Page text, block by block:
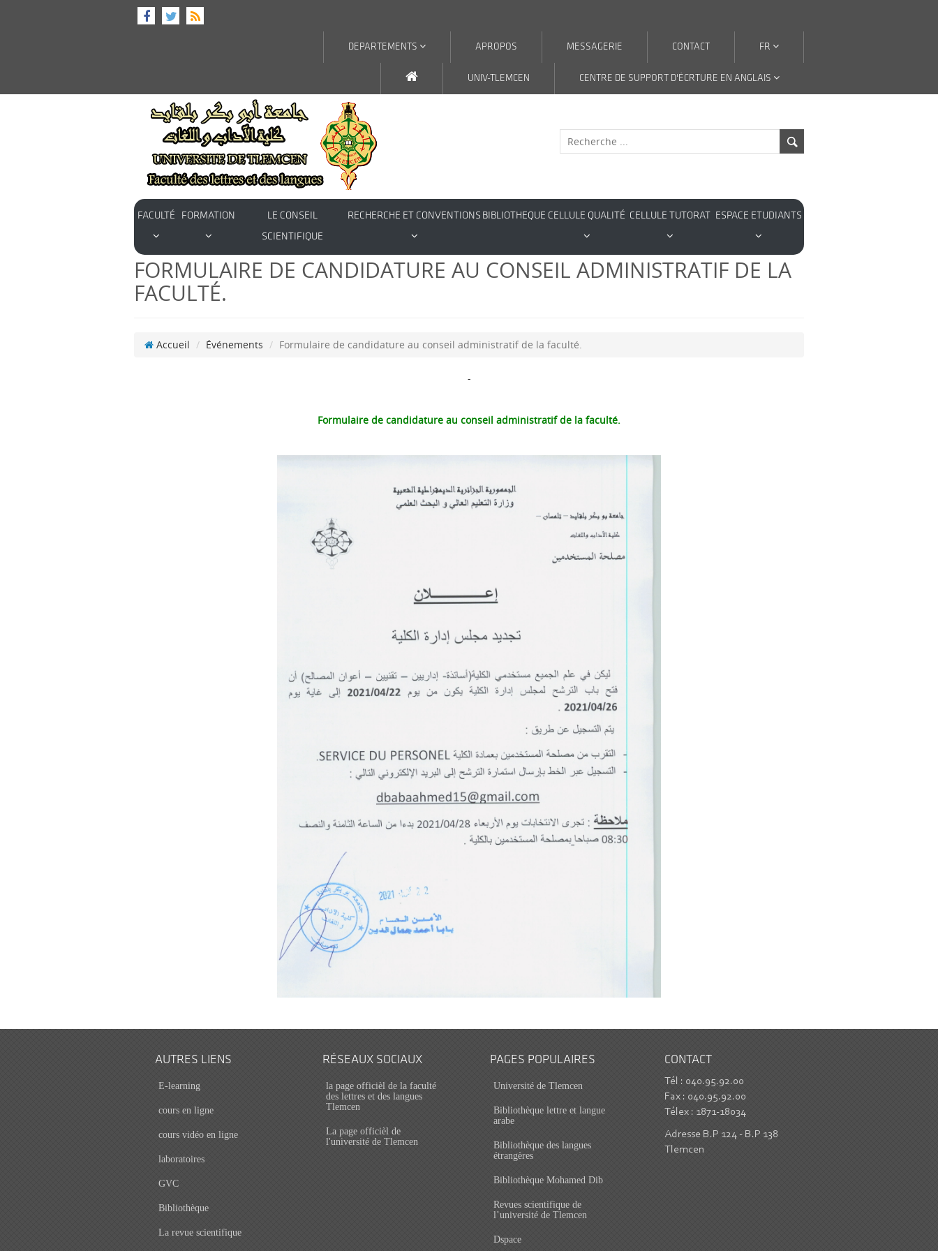
FR
CONTACT
MESSAGERIE
APROPOS
DEPARTEMENTS
CENTRE DE SUPPORT D'ÉCRTURE EN ANGLAIS
UNIV-TLEMCEN
FACULTÉ FORMATION
LE CONSEIL
SCIENTIFIQUE
RECHERCHE ET CONVENTIONS BIBLIOTHEQUE CELLULE QUALITÉ CELLULE TUTORAT ESPACE ETUDIANTS
FORMULAIRE DE CANDIDATURE AU CONSEIL ADMINISTRATIF DE LA
FACULTÉ.
Accueil Événements Formulaire de candidature au conseil administratif de la faculté.
-
Formulaire de candidature au conseil administratif de la faculté.
AUTRES LIENS
E-learning
cours en ligne
cours vidéo en ligne
laboratoires
GVC
Bibliothèque
La revue scientifique
RÉSEAUX SOCIAUX
la page officièl de la faculté
des lettres et des langues
Tlemcen
La page officièl de
l'université de Tlemcen
PAGES POPULAIRES
Université de Tlemcen
Bibliothèque lettre et langue
arabe
Bibliothèque des langues
étrangères
Bibliothèque Mohamed Dib
Revues scientifique de
l’université de Tlemcen
Dspace
CONTACT
Tél : 040.95.92.00
Fax : 040.95.92.00
Télex : 1871-18034
Adresse B.P 124 - B.P 138
Tlemcen